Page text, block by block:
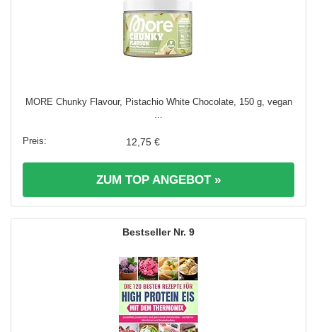
MORE Chunky Flavour, Pistachio White Chocolate, 150 g, vegan
12,75 €
ZUM TOP ANGEBOT »
9